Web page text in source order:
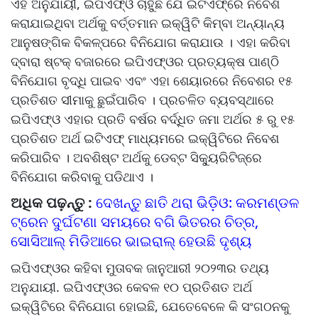
ଏହି ଅନୁଯାୟୀ, ଇପିଏଫ୍ଓ ଚାହୁଁଛି ଯେ ଇଟିଏଫ୍‌ରେ ନିବେଶ
କରାଯାଇଥିବା ଅର୍ଥକୁ ବର୍ତ୍ତମାନ ଇକ୍ୱିଟି କିମ୍ବା ଅନ୍ୟାନ୍ୟ
ଆନୁଷଙ୍ଗିକ ବିକଳ୍ପରେ ବିନିଯୋଗ କରାଯାଉ । ଏହା କରିବା
ଦ୍ବାରା ଷ୍ଟକ୍ ବଜାରରେ ଇପିଏଫ୍ଓର ପ୍ରତ୍ୟକ୍ଷ ପାଣ୍ଠି
ବିନିଯୋଗ ବୃଦ୍ଧି ପାଇବ ଏବଂ ଏହା ଶେୟାରରେ ନିବେଶର ୧୫
ପ୍ରତିଶତ ସୀମାକୁ ଛୁଇଁପାରିବ । ପ୍ରଚଳିତ ବ୍ୟବସ୍ଥାରେ
ଇପିଏଫ୍ଓ ଏହାର ପ୍ରତି ବର୍ଷର ବର୍ଦ୍ଧିତ ଜମା ଅର୍ଥର ୫ ରୁ ୧୫
ପ୍ରତିଶତ ଅର୍ଥ ଇଟିଏଫ୍ ମାଧ୍ୟମରେ ଇକ୍ୱିଟିରେ ନିବେଶ
କରିପାରିବ । ଅବଶିଷ୍ଟ ଅର୍ଥକୁ ଡେବ୍ଟ ସିକ୍ୟୁରିଟିଜ୍‌ରେ
ବିନିଯୋଗ କରିବାକୁ ପଡିଥାଏ ।
ଅଧିକ ପଢ଼ନ୍ତୁ : ଦେଖନ୍ତୁ ଛାତି ଥରା ଭିଡ଼ିଓ: କରମଣ୍ଡଳ
ଟ୍ରେନ ଦୁର୍ଘଟଣା ସମୟରେ ବଗି ଭିତରର ଚିତ୍ର,
ସୋସିଆଲ୍ ମିଡିଆରେ ଭାଇରାଲ୍ ହେଉଛି ଦୃଶ୍ୟ
ଇପିଏଫ୍ଓର କହିବା ମୁତାବକ ଜାନୁଆରୀ ୨୦୨୩ର ତଥ୍ୟ
ଅନୁଯାୟୀ. ଇପିଏଫ୍ଓର କେବଳ ୧୦ ପ୍ରତିଶତ ଅର୍ଥ
ଇକ୍ୱିଟିରେ ବିନିଯୋଗ ହୋଇଛି, ଯେତେବେଳେ କି ସଂଗଠନକୁ